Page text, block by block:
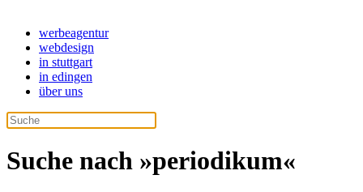
werbeagentur
webdesign
in stuttgart
in edingen
über uns
Suche nach »periodikum«